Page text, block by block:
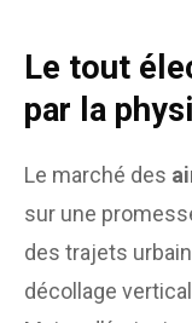
Le tout
par la
Le marché des
sur une
des trajets
décollage